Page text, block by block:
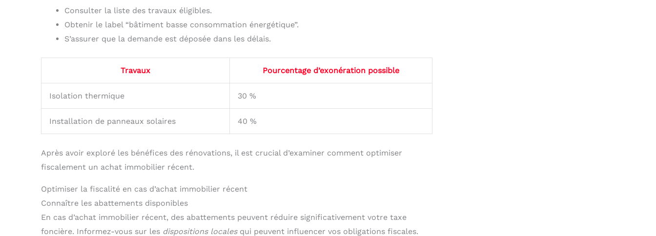
Consulter la liste des travaux éligibles.
Obtenir le label “bâtiment basse consommation énergétique”.
S’assurer que la demande est déposée dans les délais.
Travaux Pourcentage d’exonération possible
Isolation thermique 30 %
Installation de panneaux solaires 40 %
Après avoir exploré les bénéfices des rénovations, il est crucial d’examiner comment optimiser
fiscalement un achat immobilier récent.
Optimiser la fiscalité en cas d’achat immobilier récent
Connaître les abattements disponibles
En cas d’achat immobilier récent, des abattements peuvent réduire significativement votre taxe
foncière. Informez-vous sur les dispositions localesqui peuvent influencer vos obligations fiscales.